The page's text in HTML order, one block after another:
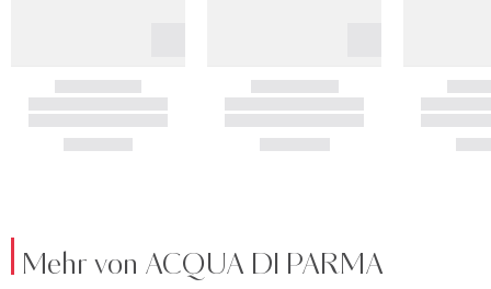
Mehr von ACQUA DI PARMA